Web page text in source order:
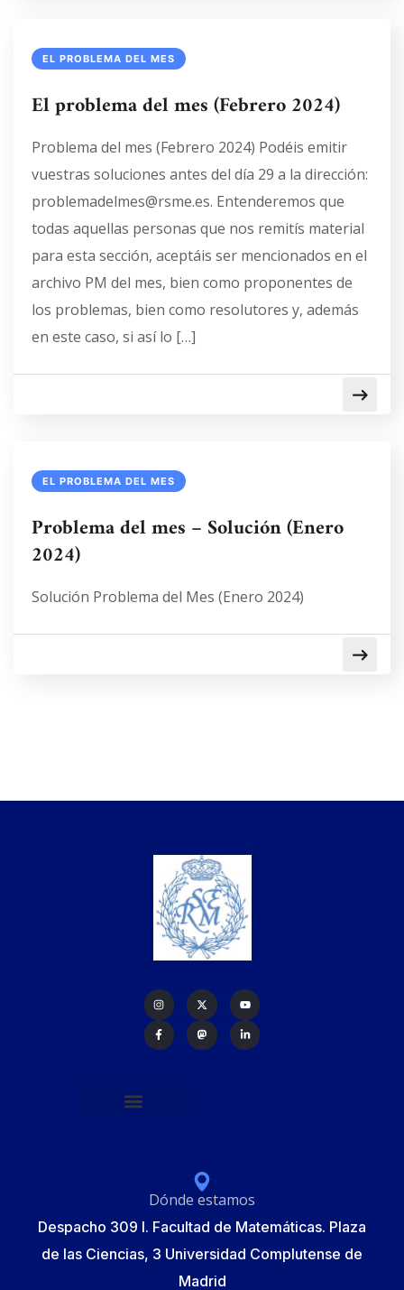
EL PROBLEMA DEL MES
El problema del mes (Febrero 2024)
Problema del mes (Febrero 2024) Podéis emitir
vuestras soluciones antes del día 29 a la dirección:
problemadelmes@rsme.es. Entenderemos que
todas aquellas personas que nos remitís material
para esta sección, aceptáis ser mencionados en el
archivo PM del mes, bien como proponentes de
los problemas, bien como resolutores y, además
en este caso, si así lo […]
EL PROBLEMA DEL MES
Problema del mes – Solución (Enero
2024)
Solución Problema del Mes (Enero 2024)
Dónde estamos
Despacho 309 I. Facultad de Matemáticas. Plaza
de las Ciencias, 3 Universidad Complutense de
Madrid